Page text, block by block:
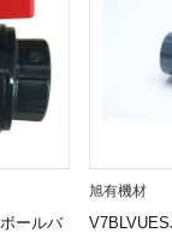
ールバ
旭有機材